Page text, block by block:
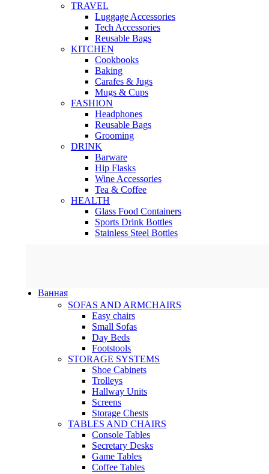
TRAVEL
Luggage Accessories
Tech Accessories
Reusable Bags
KITCHEN
Cookbooks
Baking
Carafes & Jugs
Mugs & Cups
FASHION
Headphones
Reusable Bags
Grooming
DRINK
Barware
Hip Flasks
Wine Accessories
Tea & Coffee
HEALTH
Glass Food Containers
Sports Drink Bottles
Stainless Steel Bottles
Ванная
SOFAS AND ARMCHAIRS
Easy chairs
Small Sofas
Day Beds
Footstools
STORAGE SYSTEMS
Shoe Cabinets
Trolleys
Hallway Units
Screens
Storage Chests
TABLES AND CHAIRS
Console Tables
Secretary Desks
Game Tables
Coffee Tables